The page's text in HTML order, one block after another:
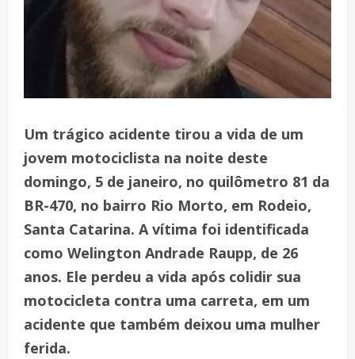
Um trágico acidente tirou a vida de um
jovem motociclista na noite deste
domingo, 5 de janeiro, no quilômetro 81 da
BR-470, no bairro Rio Morto, em Rodeio,
Santa Catarina. A vítima foi identificada
como Welington Andrade Raupp, de 26
anos. Ele perdeu a vida após colidir sua
motocicleta contra uma carreta, em um
acidente que também deixou uma mulher
ferida.